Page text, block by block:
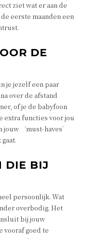
ziet wat er aan de
eerste maanden een
DE
je jezelf een paar
over de afstand
of je de babyfoon
functies voor jou
jouw ‘must-haves’
DIE BIJ
persoonlijk. Wat
overbodig. Het
bij jouw
vooraf goed te